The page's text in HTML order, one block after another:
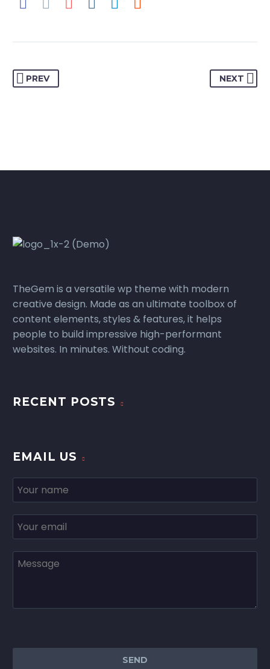
PREV NEXT
TheGem is a versatile wp theme with modern
creative design. Made as an ultimate toolbox of
content elements, styles & features, it helps
people to build impressive high-performant
websites. In minutes. Without coding.
RECENT POSTS
EMAIL US